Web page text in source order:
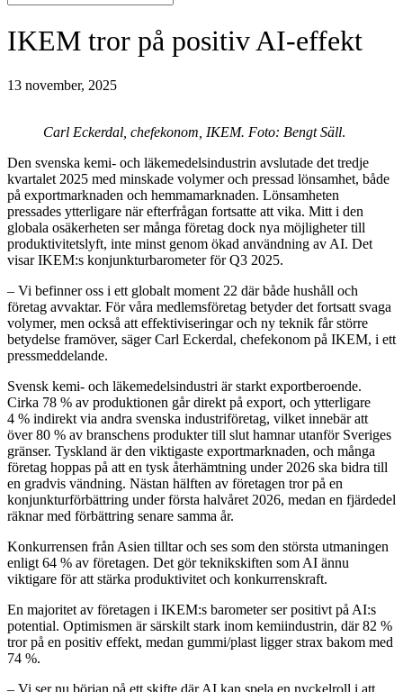
IKEM tror på positiv AI-effekt
13 november, 2025
Carl Eckerdal, chefekonom, IKEM. Foto: Bengt Säll.
Den svenska kemi- och läkemedelsindustrin avslutade det tredje
kvartalet 2025 med minskade volymer och pressad lönsamhet, både
på exportmarknaden och hemmamarknaden. Lönsamheten
pressades ytterligare när efterfrågan fortsatte att vika. Mitt i den
globala osäkerheten ser många företag dock nya möjligheter till
produktivitetslyft, inte minst genom ökad användning av AI. Det
visar IKEM:s konjunkturbarometer för Q3 2025.
– Vi befinner oss i ett globalt moment 22 där både hushåll och
företag avvaktar. För våra medlemsföretag betyder det fortsatt svaga
volymer, men också att effektiviseringar och ny teknik får större
betydelse framöver, säger Carl Eckerdal, chefekonom på IKEM, i ett
pressmeddelande.
Svensk kemi- och läkemedelsindustri är starkt exportberoende.
Cirka 78 % av produktionen går direkt på export, och ytterligare
4 % indirekt via andra svenska industriföretag, vilket innebär att
över 80 % av branschens produkter till slut hamnar utanför Sveriges
gränser. Tyskland är den viktigaste exportmarknaden, och många
företag hoppas på att en tysk återhämtning under 2026 ska bidra till
en gradvis vändning. Nästan hälften av företagen tror på en
konjunkturförbättring under första halvåret 2026, medan en fjärdedel
räknar med förbättring senare samma år.
Konkurrensen från Asien tilltar och ses som den största utmaningen
enligt 64 % av företagen. Det gör teknikskiften som AI ännu
viktigare för att stärka produktivitet och konkurrenskraft.
En majoritet av företagen i IKEM:s barometer ser positivt på AI:s
potential. Optimismen är särskilt stark inom kemiindustrin, där 82 %
tror på en positiv effekt, medan gummi/plast ligger strax bakom med
74 %.
– Vi ser nu början på ett skifte där AI kan spela en nyckelroll i att